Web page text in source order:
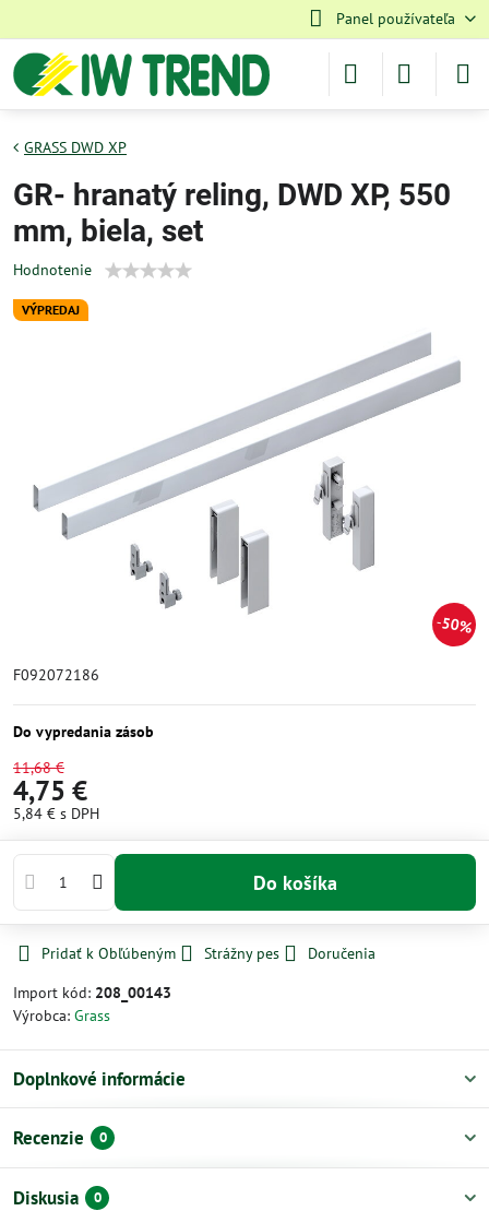
Panel používateľa
VÝPREDAJ
50%
GRASS DWD XP
GR- hranatý reling, DWD XP, 550
mm, biela, set
Hodnotenie
F092072186
Do vypredania zásob
11,68 €
4,75 €
5,84 € s DPH
Do košíka
Pridať k Obľúbeným Strážny pes
Doručenia
Import kód: 208_00143
Výrobca: Grass
Doplnkové informácie
Recenzie 0
Diskusia 0